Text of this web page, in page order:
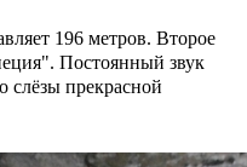
196 метров. Второе
Постоянный звук
слёзы прекрасной